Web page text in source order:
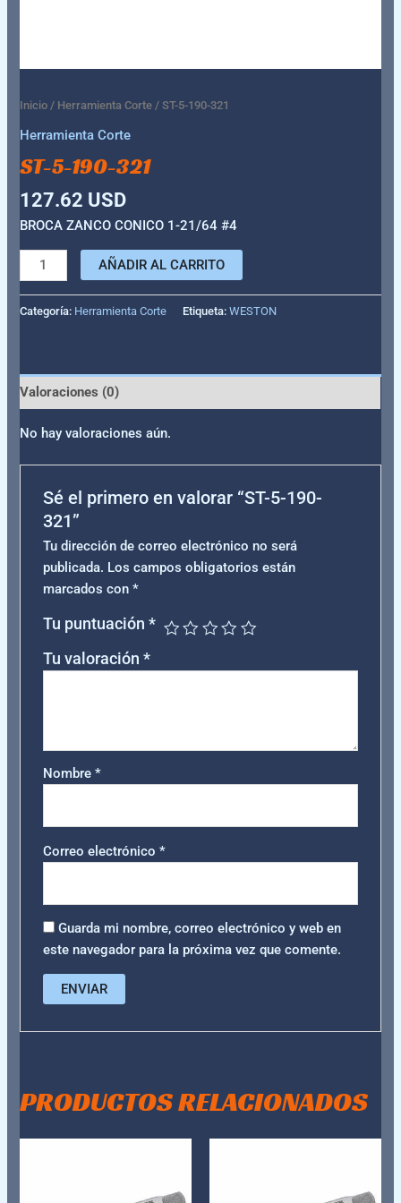
Inicio / Herramienta Corte / ST-5-190-321
Herramienta Corte
ST-5-190-321
127.62 USD
BROCA ZANCO CONICO 1-21/64 #4
AÑADIR AL CARRITO
Categoría: Herramienta Corte Etiqueta:WESTON
Valoraciones (0)
No hay valoraciones aún.
Sé el primero en valorar “ST-5-190-
321”
Tu dirección de correo electrónico no será
publicada. Los campos obligatorios están
marcados con *
Tu puntuación *
Tu valoración *
Nombre *
Correo electrónico *
Guarda mi nombre, correo electrónico y web en
este navegador para la próxima vez que comente.
PRODUCTOS RELACIONADOS